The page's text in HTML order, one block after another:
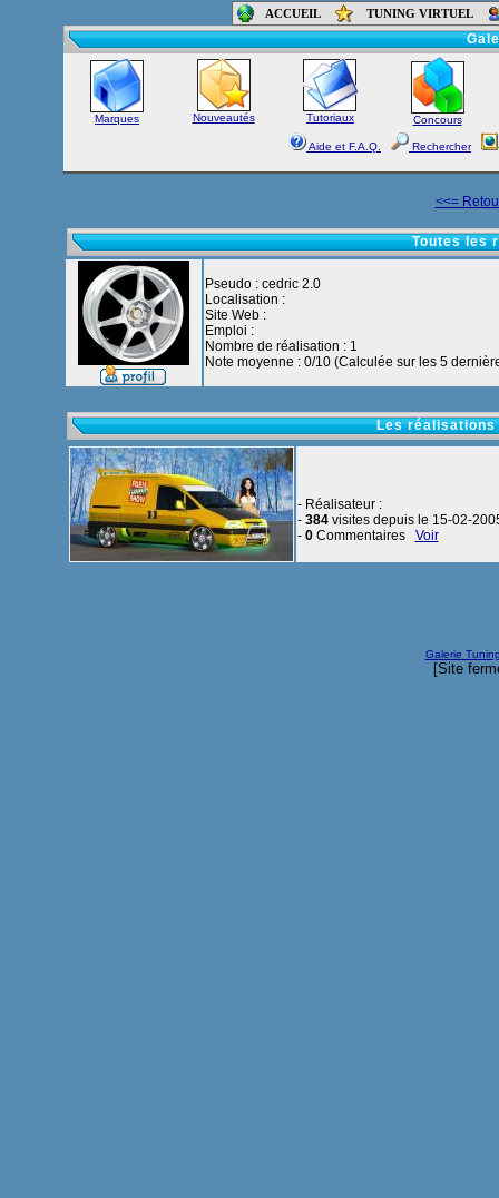
ACCUEIL TUNING VIRTUEL
Accueil-
Marques Nouveautés Tutoriaux Concours
Aide et F.A.Q. Rechercher
<<=
Toutes les
Pseudo : cedric 2.0
Localisation :
Site Web :
Emploi :
Nombre de réalisation : 1
Note moyenne : 0/10 (Calculée sur les 5
Les réalisations
- Réalisateur :
- 384visites depuis le 15-02-
- 0Commentaires Voir
Galerie
[Site